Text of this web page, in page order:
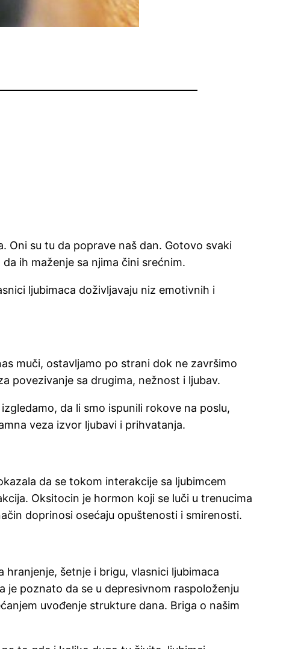
Oni su tu da poprave naš dan. Gotovo svaki
ih maženje sa njima čini srećnim.
ljubimaca doživljavaju niz emotivnih i
muči, ostavljamo po strani dok ne završimo
povezivanje sa drugima, nežnost i ljubav.
da li smo ispunili rokove na poslu,
veza izvor ljubavi i prihvatanja.
da se tokom interakcije sa ljubimcem
Oksitocin je hormon koji se luči u trenucima
doprinosi osećaju opuštenosti i smirenosti.
šetnje i brigu, vlasnici ljubimaca
je poznato da se u depresivnom raspoloženju
uvođenje strukture dana. Briga o našim